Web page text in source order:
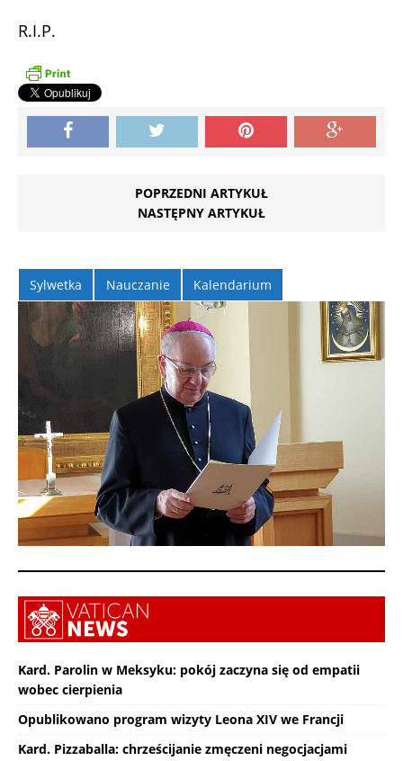
R.I.P.
POPRZEDNI ARTYKUŁ
NASTĘPNY ARTYKUŁ
Sylwetka Nauczanie Kalendarium
Kard. Parolin w Meksyku: pokój zaczyna się od empatii
wobec cierpienia
Opublikowano program wizyty Leona XIV we Francji
Kard. Pizzaballa: chrześcijanie zmęczeni negocjacjami